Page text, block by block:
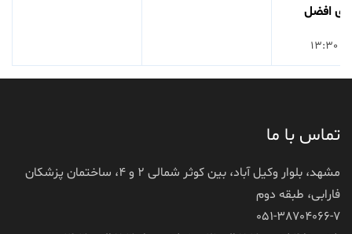
افضل
تماس با ما
مشهد، بلوار وکیل آباد، بین کوثر شمالی 2 و 4، ساختمان پزشکان
فارابی، طبقه دوم
051-38704066-7